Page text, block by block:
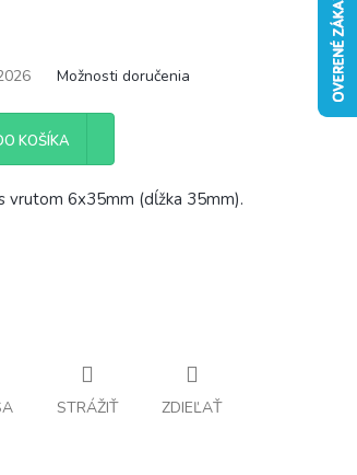
Možnosti doručenia
KOŠÍKA
vrutom 6x35mm (dĺžka 35mm).
STRÁŽIŤ ZDIEĽAŤ